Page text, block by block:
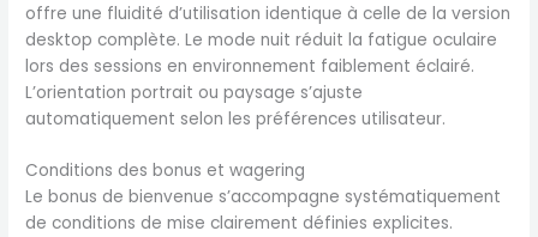
offre une fluidité d’utilisation identique à celle de la version
desktop complète. Le mode nuit réduit la fatigue oculaire
lors des sessions en environnement faiblement éclairé.
L’orientation portrait ou paysage s’ajuste
automatiquement selon les préférences utilisateur.
Conditions des bonus et wagering
Le bonus de bienvenue s’accompagne systématiquement
de conditions de mise clairement définies explicites.